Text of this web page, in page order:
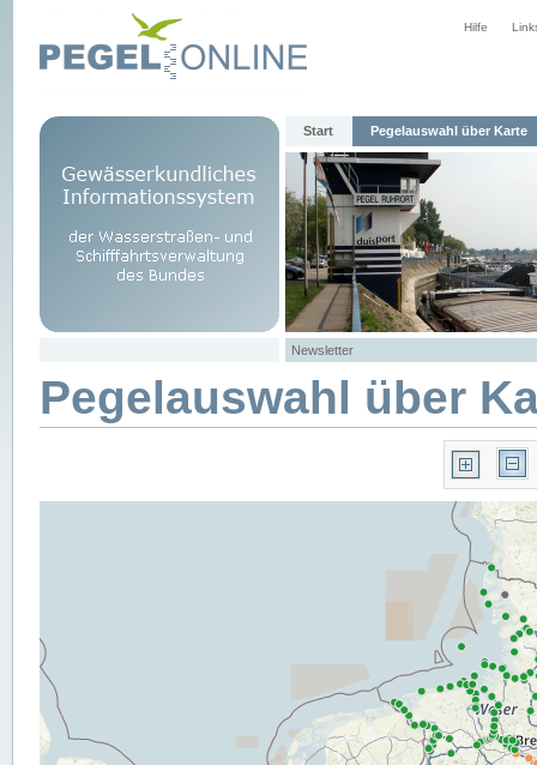
Hilfe
Start Pegelauswahl über Karte
Newsletter
Pegelauswahl über